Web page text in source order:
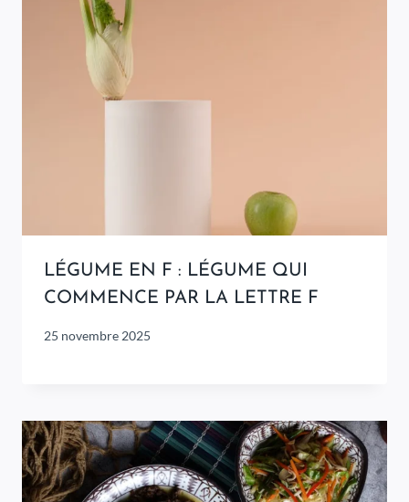
LÉGUME EN F : LÉGUME QUI
COMMENCE PAR LA LETTRE F
25 novembre 2025